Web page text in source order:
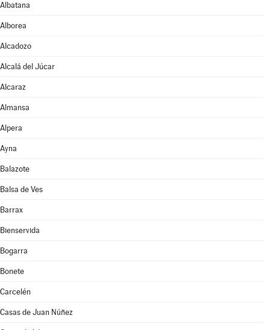
Albatana
Alborea
Alcadozo
Alcalá del Júcar
Alcaraz
Almansa
Alpera
Ayna
Balazote
Balsa de Ves
Barrax
Bienservida
Bogarra
Bonete
Carcelén
Casas de Juan Núñez